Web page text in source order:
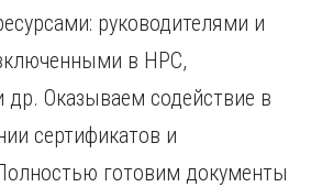
руководителями и
в НРС,
др. Оказываем содействие в
сертификатов и
готовим документы